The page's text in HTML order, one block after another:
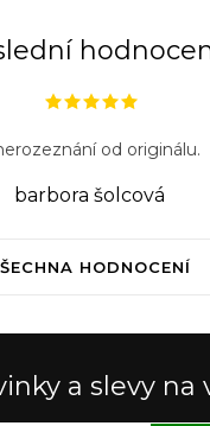
HODNOCENÍ
od originálu.
barbora šolcová
a slevy na